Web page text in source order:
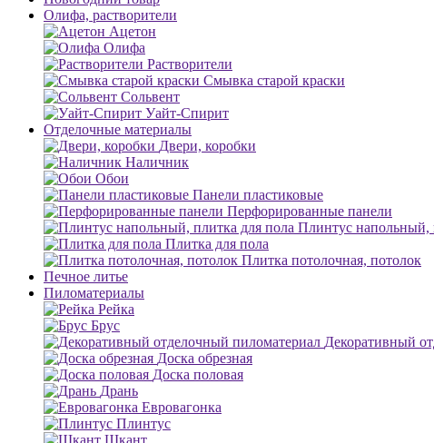
Олифа, растворители
Ацетон
Олифа
Растворители
Смывка старой краски
Сольвент
Уайт-Спирит
Отделочные материалы
Двери, коробки
Наличник
Обои
Панели пластиковые
Перфорированные панели
Плинтус напольный,
Плитка для пола
Плитка потолочная, потолок
Печное литье
Пиломатериалы
Рейка
Брус
Декоративный
Доска обрезная
Доска половая
Дрань
Евровагонка
Плинтус
Шкант